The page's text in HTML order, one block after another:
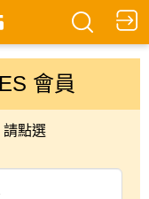
會員
點選